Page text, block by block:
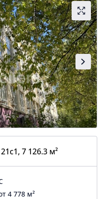
7 126.3 м²
4 778 м²